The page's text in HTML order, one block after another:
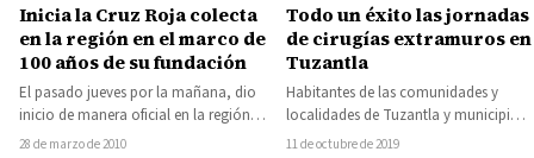
Inicia la Cruz Roja colecta
en la región en el marco de
100 años de su fundación
El pasado jueves por la mañana, dio
inicio de manera oficial en la región,
la colecta nacional de…
28 de marzo de 2010
Todo un éxito las jornadas
de cirugías extramuros en
Tuzantla
Habitantes de las comunidades y
localidades de Tuzantla y municipios
vecinos, aprovecharon las jornadas
11 de octubre de 2019